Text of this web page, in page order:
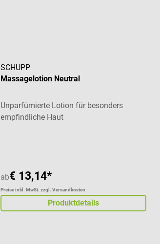
SCHUPP
Massagelotion Neutral
Unparfümierte Lotion für besonders
empfindliche Haut
ab€ 13,14*
Preise inkl. MwSt. zzgl. Versandkosten
Produktdetails